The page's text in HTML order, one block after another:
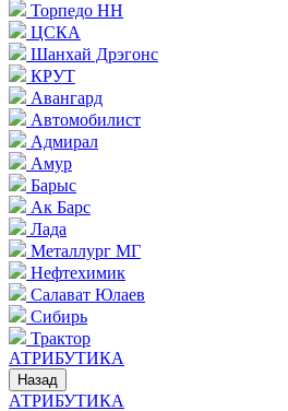
Торпедо НН
ЦСКА
Шанхай Дрэгонс
КРУТ
Авангард
Автомобилист
Адмирал
Амур
Барыс
Ак Барс
Лада
Металлург МГ
Нефтехимик
Салават Юлаев
Сибирь
Трактор
АТРИБУТИКА
Назад
АТРИБУТИКА